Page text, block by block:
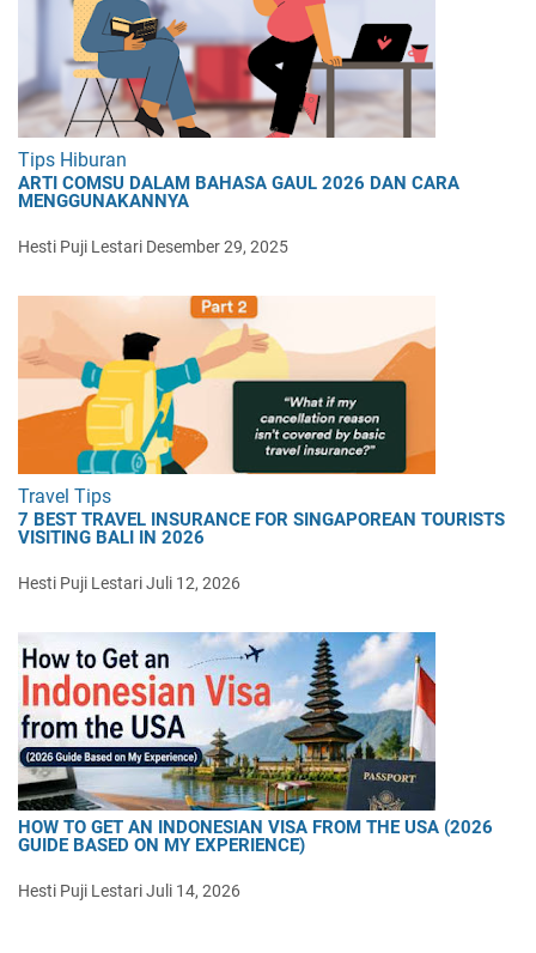
Tips Hiburan
ARTI COMSU DALAM BAHASA GAUL 2026 DAN CARA
MENGGUNAKANNYA
Hesti Puji Lestari Desember 29, 2025
Travel Tips
7 BEST TRAVEL INSURANCE FOR SINGAPOREAN TOURISTS
VISITING BALI IN 2026
Hesti Puji LestariJuli 12, 2026
HOW TO GET AN INDONESIAN VISA FROM THE USA (2026
GUIDE BASED ON MY EXPERIENCE)
Hesti Puji LestariJuli 14, 2026